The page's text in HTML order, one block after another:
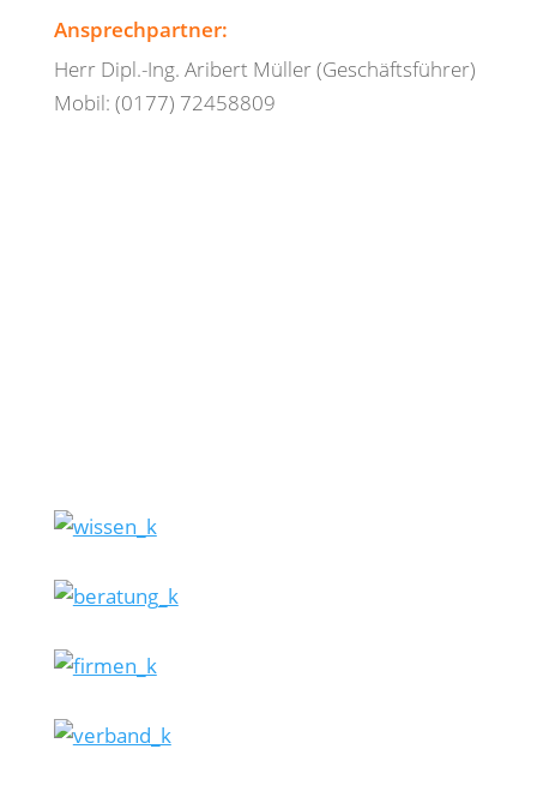
Ansprechpartner:
Herr Dipl.-Ing. Aribert Müller (Geschäftsführer)
Mobil: (0177) 72458809